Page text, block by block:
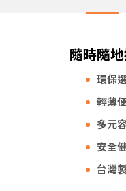
隨時隨
環保
輕薄
多元
安全
台灣